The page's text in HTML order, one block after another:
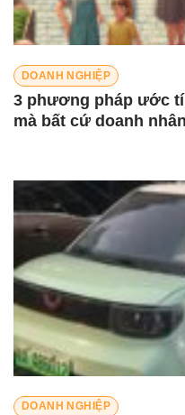
DOANH NGHIỆP
3 phương pháp ước
mà bất cứ doanh
DOANH NGHIỆP